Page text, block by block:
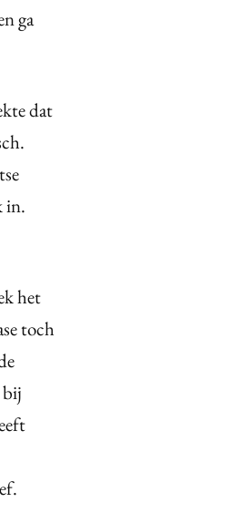
ga
dat
in.
het
toch
bij